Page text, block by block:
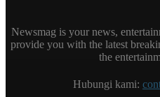
Newsmag is your news,
provide you with the latest
the
Hubungi kami: